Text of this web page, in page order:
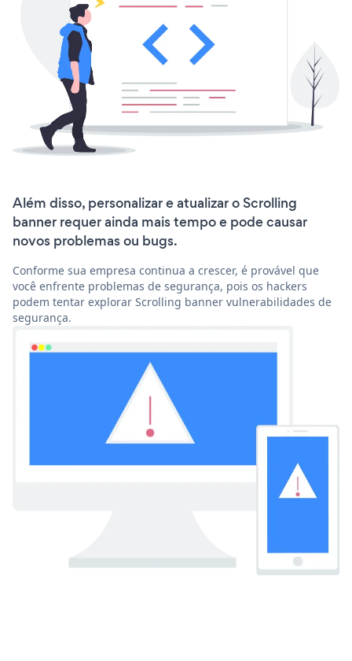
Além disso, personalizar e atualizar o Scrolling
banner requer ainda mais tempo e pode causar
novos problemas ou bugs.
Conforme sua empresa continua a crescer, é provável que
você enfrente problemas de segurança, pois os hackers
podem tentar explorar Scrolling banner vulnerabilidades de
segurança.